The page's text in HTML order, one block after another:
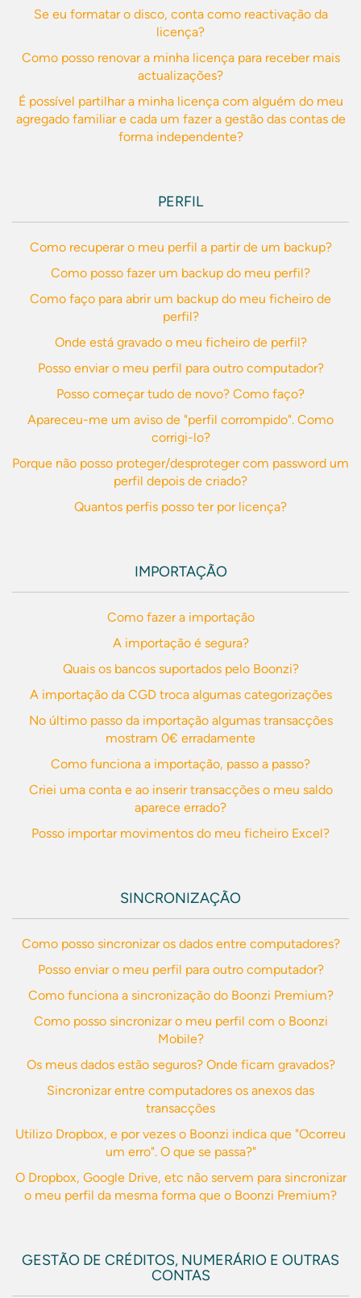
Se eu formatar o disco, conta como reactivação da
licença?
Como posso renovar a minha licença para receber mais
actualizações?
É possível partilhar a minha licença com alguém do meu
agregado familiar e cada um fazer a gestão das contas de
forma independente?
PERFIL
Como recuperar o meu perfil a partir de um backup?
Como posso fazer um backup do meu perfil?
Como faço para abrir um backup do meu ficheiro de
perfil?
Onde está gravado o meu ficheiro de perfil?
Posso enviar o meu perfil para outro computador?
Posso começar tudo de novo? Como faço?
Apareceu-me um aviso de "perfil corrompido". Como
corrigi-lo?
Porque não posso proteger/desproteger com password um
perfil depois de criado?
Quantos perfis posso ter por licença?
IMPORTAÇÃO
Como fazer a importação
A importação é segura?
Quais os bancos suportados pelo Boonzi?
A importação da CGD troca algumas categorizações
No último passo da importação algumas transacções
mostram 0€ erradamente
Como funciona a importação, passo a passo?
Criei uma conta e ao inserir transacções o meu saldo
aparece errado?
Posso importar movimentos do meu ficheiro Excel?
SINCRONIZAÇÃO
Como posso sincronizar os dados entre computadores?
Posso enviar o meu perfil para outro computador?
Como funciona a sincronização do Boonzi Premium?
Como posso sincronizar o meu perfil com o Boonzi
Mobile?
Os meus dados estão seguros? Onde ficam gravados?
Sincronizar entre computadores os anexos das
transacções
Utilizo Dropbox, e por vezes o Boonzi indica que "Ocorreu
um erro". O que se passa?"
O Dropbox, Google Drive, etc não servem para sincronizar
o meu perfil da mesma forma que o Boonzi Premium?
GESTÃO DE CRÉDITOS, NUMERÁRIO E OUTRAS
CONTAS